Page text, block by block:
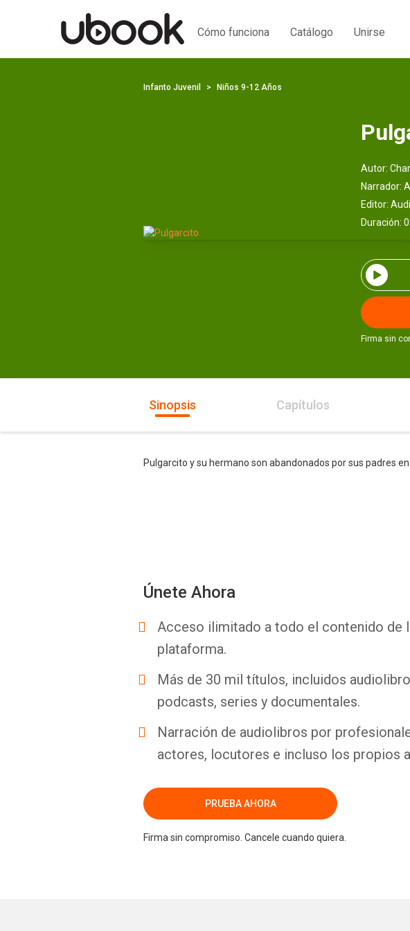
Cómo funciona Catálogo Unirse
Infanto Juvenil Niños 9-12 Años
Autor:
Narrador:
Editor:
Duración:
Firma sin
Sinopsis Capítulos
Pulgarcito y su hermano son abandonados por sus padres
Únete Ahora
Acceso ilimitado a todo el contenido de
plataforma.
Más de 30 mil títulos, incluidos
podcasts, series y documentales.
Narración de audiolibros por
actores, locutores e incluso los propios
PRUEBA AHORA
Firma sin compromiso. Cancele cuando quiera.
Whatsapp